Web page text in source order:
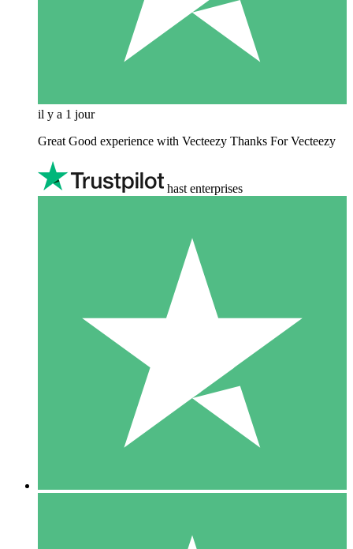
il y a 1 jour
Great Good experience with Vecteezy Thanks For Vecteezy
hast enterprises